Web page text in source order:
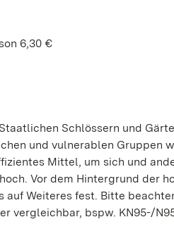
6,30 €
Schlössern und
und vulnerablen Gruppen
Mittel, um sich und
Vor dem Hintergrund der
Weiteres fest. Bitte
vergleichbar, bspw. KN95-/